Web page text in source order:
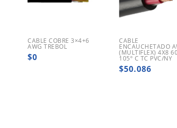
CABLE COBRE 3×4+6
AWG TREBOL
$0
CABLE
ENCAUCHETADO
(MULTIFLEX) 4X8
105º C TC PVC/NY
$50.086